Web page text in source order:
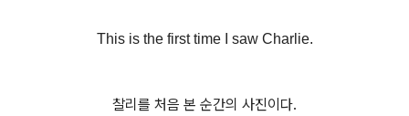
This is the first time I saw Charlie.
찰리를 처음 본 순간의 사진이다.